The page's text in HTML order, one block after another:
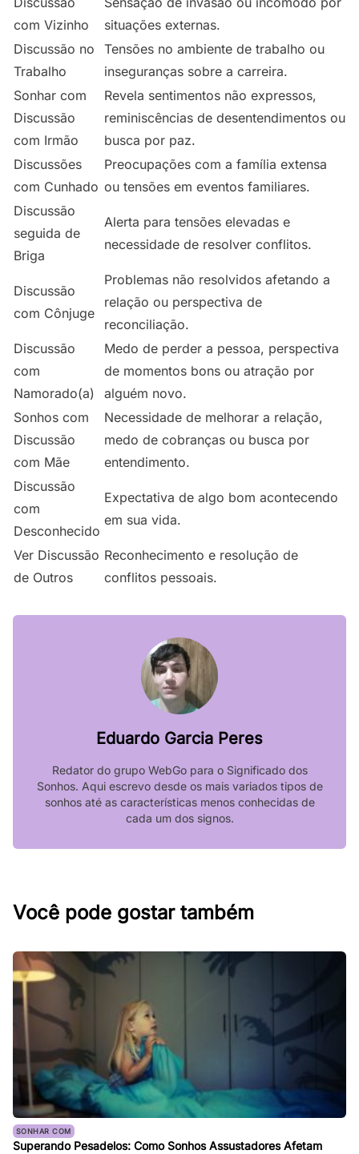
com Vizinho
situações externas.
Discussão no
Trabalho
Tensões no ambiente de trabalho ou
inseguranças sobre a carreira.
Sonhar com
Discussão
com Irmão
Revela sentimentos não expressos,
reminiscências de desentendimentos ou
busca por paz.
Discussões
com Cunhado
Preocupações com a família extensa
ou tensões em eventos familiares.
Discussão
seguida de
Briga
Alerta para tensões elevadas e
necessidade de resolver conflitos.
Discussão
com Cônjuge
Problemas não resolvidos afetando a
relação ou perspectiva de
reconciliação.
Discussão
com
Namorado(a)
Medo de perder a pessoa, perspectiva
de momentos bons ou atração por
alguém novo.
Sonhos com
Discussão
com Mãe
Necessidade de melhorar a relação,
medo de cobranças ou busca por
entendimento.
Discussão
com
Desconhecido
Expectativa de algo bom acontecendo
em sua vida.
Ver Discussão
de Outros
Reconhecimento e resolução de
conflitos pessoais.
Eduardo Garcia Peres
Redator do grupo WebGo para o Significado dos
Sonhos. Aqui escrevo desde os mais variados tipos de
sonhos até as características menos conhecidas de
cada um dos signos.
Você pode gostar também
SONHAR COM
Superando Pesadelos: Como Sonhos Assustadores Afetam